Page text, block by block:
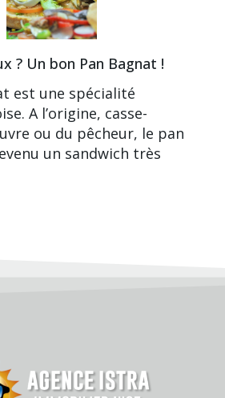
? Un bon Pan Bagnat !
est une spécialité
A l’origine, casse-
ou du pêcheur, le pan
un sandwich très